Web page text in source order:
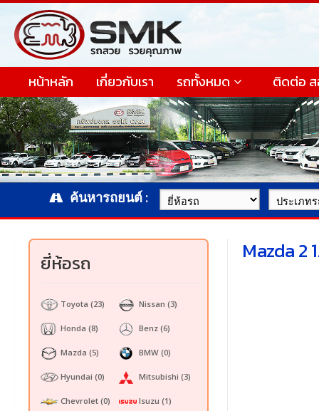
หน้าหลัก เกี่ยวกับเรา รถทั้งหมด ติดต่อ
ค้นหารถยนต์ :
ยี่ห้อรถ
Toyota (23)
Honda (8)
Mazda (5)
Hyundai (0)
Chevrolet (0)
Nissan (3)
Benz (6)
BMW (0)
Mitsubishi (3)
Isuzu (1)
Mazda 2